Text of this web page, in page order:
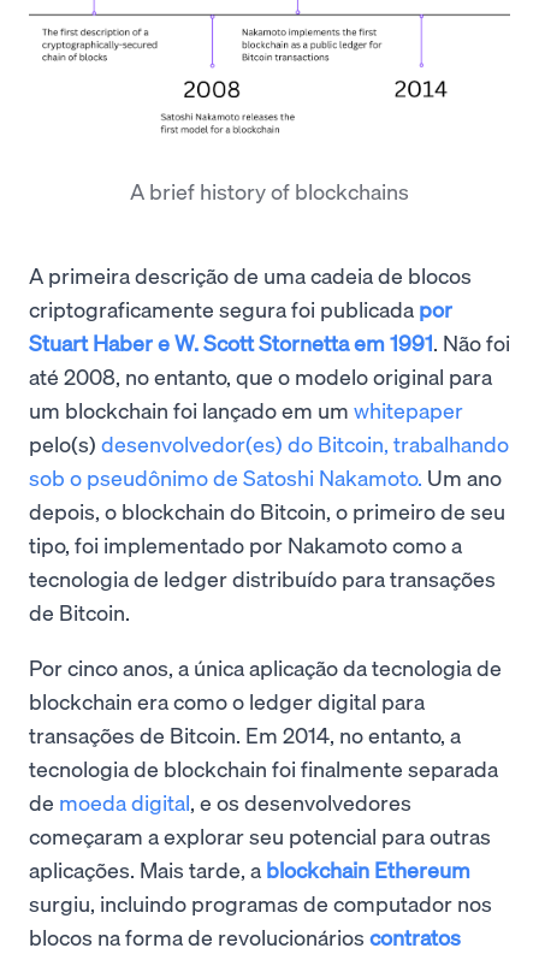
A brief history of blockchains
A primeira descrição de uma cadeia de blocos
criptograficamente segura foi publicada por
Stuart Haber e W. Scott Stornetta em 1991. Não foi
até 2008, no entanto, que o modelo original para
um blockchain foi lançado em um whitepaper
pelo(s) desenvolvedor(es) do Bitcoin, trabalhando
sob o pseudônimo de Satoshi Nakamoto. Um ano
depois, o blockchain do Bitcoin, o primeiro de seu
tipo, foi implementado por Nakamoto como a
tecnologia de ledger distribuído para transações
de Bitcoin.
Por cinco anos, a única aplicação da tecnologia de
blockchain era como o ledger digital para
transações de Bitcoin. Em 2014, no entanto, a
tecnologia de blockchain foi finalmente separada
de moeda digital, e os desenvolvedores
começaram a explorar seu potencial para outras
aplicações. Mais tarde, a blockchain Ethereum
surgiu, incluindo programas de computador nos
blocos na forma de revolucionários contratos